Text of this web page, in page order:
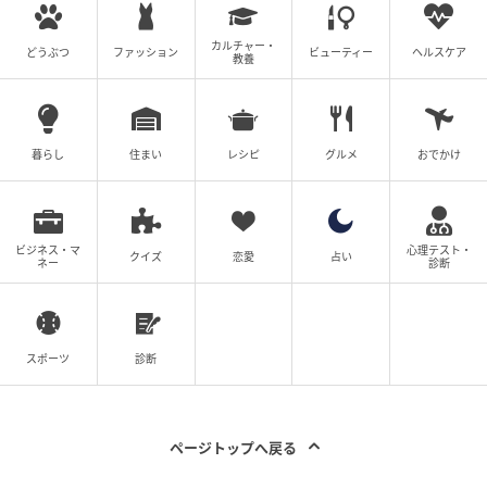
どうぶつ ファッション
カルチャー・
教養
ビューティー ヘルスケア
暮らし 住まい レシピ グルメ おでかけ
ビジネス・マ
ネー
クイズ 恋愛 占い
心理テスト・
診断
スポーツ 診断
ページトップへ戻る